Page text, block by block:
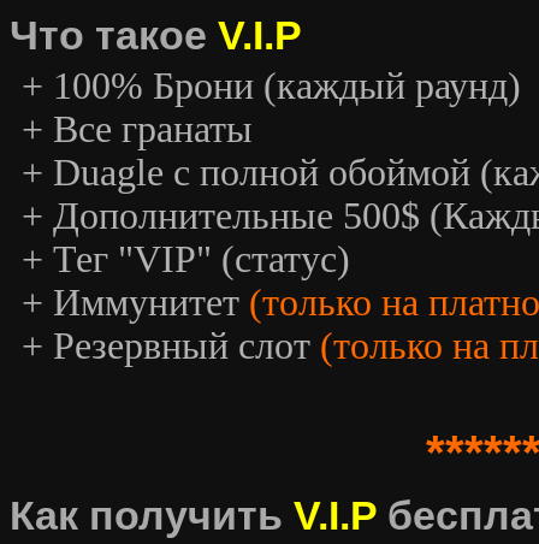
Что такое V.I.P
+ 100% Брони (каждый раунд)
+ Все гранаты
+ Duagle с полной обоймой
+ Дополнительные 500$
+ Тег "VIP" (статус)
+ Иммунитет (только на
+ Резервный слот (только на
Как получить V.I.P